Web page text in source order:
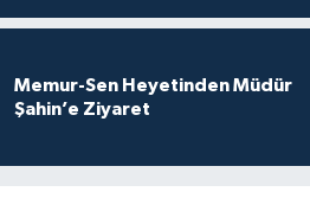
Memur-Sen Heyetinden Müdür
Şahin’e Ziyaret